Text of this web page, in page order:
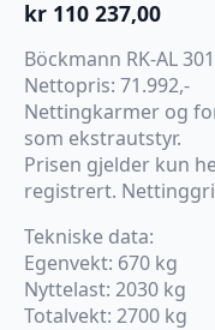
kr 110 237,00
Böckmann RK-AL
Nettopris: 71.992,-
Nettingkarmer og
som ekstrautstyr.
Prisen gjelder kun
registrert.
Tekniske data:
Egenvekt: 670 kg
Nyttelast: 2030 kg
Totalvekt: 2700 kg